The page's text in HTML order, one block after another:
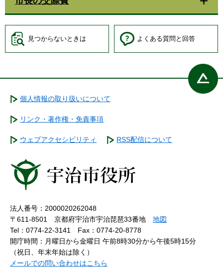
見つからないときは よくある質問と回答
個人情報の取り扱いについて
リンク・著作権・免責事項
ウェブアクセシビリティ RSS配信について
法人番号：2000020262048
〒611-8501 京都府宇治市宇治琵琶33番地 地図
Tel：0774-22-3141
Fax：0774-20-8778
開庁時間：月曜日から金曜日 午前8時30分から午後5時15分
（祝日、年末年始は除く）
メールでの問い合わせはこちら